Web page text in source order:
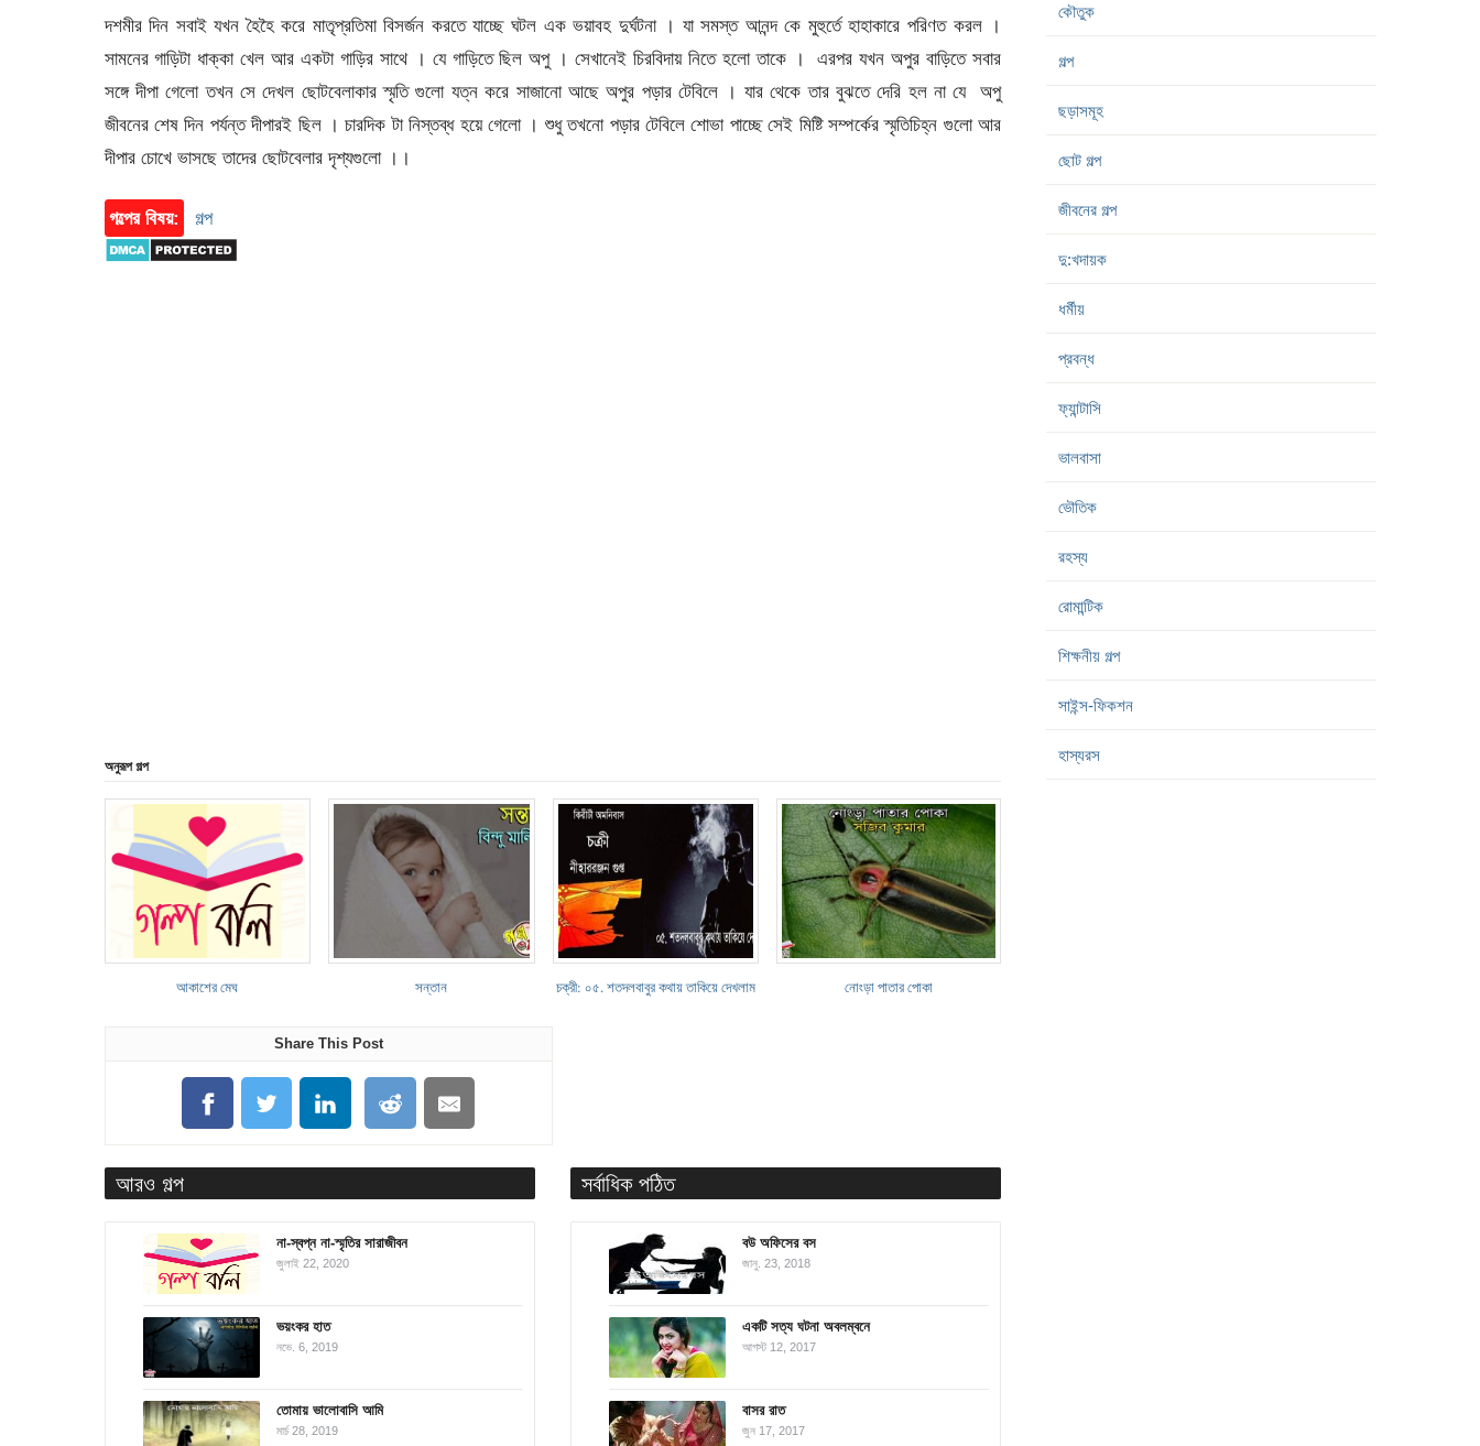
দশমীর দিন সবাই যখন হৈহৈ করে মাতৃপ্রতিমা বিসর্জন করতে যাচ্ছে ঘটল এক ভয়াবহ দুর্ঘটনা । যা সমস্ত আনন্দ কে মুহুর্তে হাহাকারে পরিণত করল ।
সামনের গাড়িটা ধাক্কা খেল আর একটা গাড়ির সাথে । যে গাড়িতে ছিল অপু । সেখানেই চিরবিদায় নিতে হলো তাকে । এরপর যখন অপুর বাড়িতে সবার
সঙ্গে দীপা গেলো তখন সে দেখল ছোটবেলাকার স্মৃতি গুলো যত্ন করে সাজানো আছে অপুর পড়ার টেবিলে । যার থেকে তার বুঝতে দেরি হল না যে অপু
জীবনের শেষ দিন পর্যন্ত দীপারই ছিল । চারদিক টা নিস্তব্ধ হয়ে গেলো । শুধু তখনো পড়ার টেবিলে শোভা পাচ্ছে সেই মিষ্টি সম্পর্কের স্মৃতিচিহ্ন গুলো আর
দীপার চোখে ভাসছে তাদের ছোটবেলার দৃশ্যগুলো ।।
গল্পের বিষয়: গল্প
অনুরূপ গল্প
আকাশের মেঘ সন্তান চক্রী: ০৫. শতদলবাবুর কথায় তাকিয়ে দেখলাম নোংড়া পাতার পোকা
Share This Post
আরও গল্প
না-স্বপ্ন না-স্মৃতির সারাজীবন
জুলাই 22, 2020
ভয়ংকর হাত
নভে. 6, 2019
তোমায় ভালোবাসি আমি
মার্চ 28, 2019
সর্বাধিক পঠিত
বউ অফিসের বস
জানু. 23, 2018
একটি সত্য ঘটনা অবলম্বনে
আগস্ট 12, 2017
বাসর রাত
জুন 17, 2017
কৌতুক
গল্প
ছড়াসমূহ
ছোট গল্প
জীবনের গল্প
দু:খদায়ক
ধর্মীয়
প্রবন্ধ
ফ্যান্টাসি
ভালবাসা
ভৌতিক
রহস্য
রোমান্টিক
শিক্ষনীয় গল্প
সাইন্স-ফিকশন
হাস্যরস